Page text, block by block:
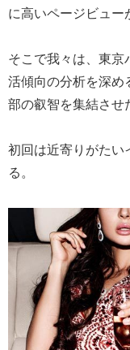
に高いページビュー
そこで我々は、東
活傾向の分析を深
部の叡智を集結させ
初回は近寄りがたい
る。